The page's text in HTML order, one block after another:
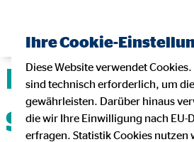
Deine
Sicherheit,
Ihre Cookie-
Diese Website verwendet
sind technisch erforderlich, um
gewährleisten. Darüber hinaus
die wir Ihre Einwilligung nach EU-
erfragen. Statistik Cookies